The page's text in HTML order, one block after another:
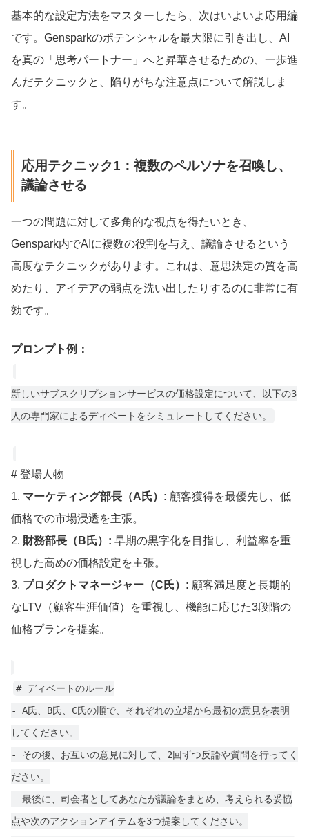
基本的な設定方法をマスターしたら、次はいよいよ応用編
です。Gensparkのポテンシャルを最大限に引き出し、AI
を真の「思考パートナー」へと昇華させるための、一歩進
んだテクニックと、陥りがちな注意点について解説しま
す。
応用テクニック1：複数のペルソナを召喚し、
議論させる
一つの問題に対して多角的な視点を得たいとき、
Genspark内でAIに複数の役割を与え、議論させるという
高度なテクニックがあります。これは、意思決定の質を高
めたり、アイデアの弱点を洗い出したりするのに非常に有
効です。
プロンプト例：
新しいサブスクリプションサービスの価格設定について、以下の3
人の専門家によるディベートをシミュレートしてください。
# 登場人物
1. マーケティング部長（A氏）: 顧客獲得を最優先し、低
価格での市場浸透を主張。
2. 財務部長（B氏）: 早期の黒字化を目指し、利益率を重
視した高めの価格設定を主張。
3. プロダクトマネージャー（C氏）: 顧客満足度と長期的
なLTV（顧客生涯価値）を重視し、機能に応じた3段階の
価格プランを提案。
# ディベートのルール
- A氏、B氏、C氏の順で、それぞれの立場から最初の意見を表明
してください。
- その後、お互いの意見に対して、2回ずつ反論や質問を行ってく
ださい。
- 最後に、司会者としてあなたが議論をまとめ、考えられる妥協
点や次のアクションアイテムを3つ提案してください。